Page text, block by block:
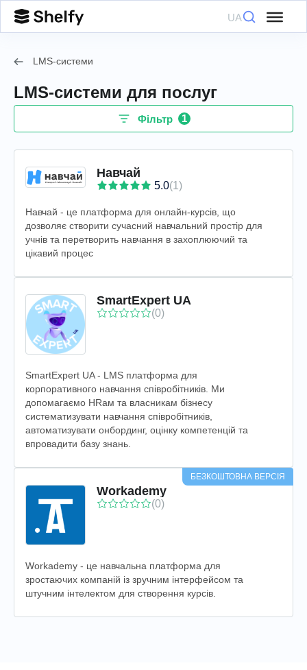
UA
LMS-системи
LMS-системи для послуг
Фільтр 1
Навчай
5.0(1)
Навчай - це платформа для онлайн-курсів, що
дозволяє створити сучасний навчальний простір для
учнів та перетворить навчання в захоплюючий та
цікавий процес
SmartExpert UA
(0)
SmartExpert UA - LMS платформа для
корпоративного навчання співробітників. Ми
допомагаємо HRам та власникам бізнесу
систематизувати навчання співробітників,
автоматизувати онбординг, оцінку компетенцій та
впровадити базу знань.
БЕЗКОШТОВНА ВЕРСІЯ
Workademy
(0)
Workademy - це навчальна платформа для
зростаючих компаній із зручним інтерфейсом та
штучним інтелектом для створення курсів.